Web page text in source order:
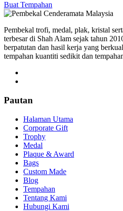
Buat Tempahan
Pembekal trofi, medal, plak, kristal
terbesar di Shah Alam sejak tahun
berpatutan dan hasil kerja yang
tempahan kuantiti sedikit dan
Pautan
Halaman Utama
Corporate Gift
Trophy
Medal
Plaque & Award
Bags
Custom Made
Blog
Tempahan
Tentang Kami
Hubungi Kami